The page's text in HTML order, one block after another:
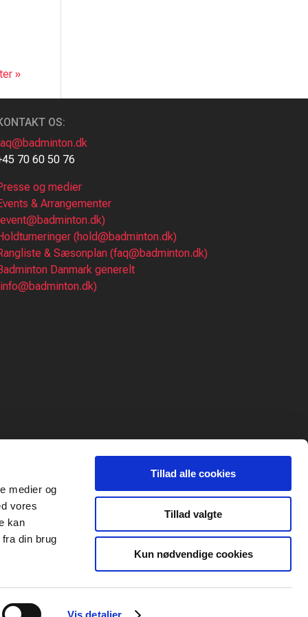
medier og
vores
kan
din brug
Vis detaljer
Tillad alle cookies
Tillad valgte
Kun nødvendige cookies
»
OS:
70 60 50 76
og medier
& Arrangementer
(hold@badminton.dk)
& Sæsonplan (faq@badminton.dk)
Danmark generelt